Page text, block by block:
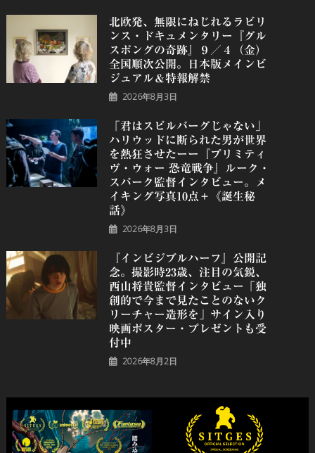
北欧発、無限にねじれるラビリ
ンス・ドキュメンタリー『グル
スポングの奇跡』９／４（金）
全国順次公開。日本版メインビ
ジュアル＆特報解禁
2026年8月3日
「君はスピルバーグじゃない」
ハリウッドに断られた男が世界
を熱狂させたーー『プリミティ
ヴ・ウォー 恐⻯戦争』ルーク・
スパーク監督インタビュー。メ
イキング写真10点＋《誕⽣秘
話》
2026年8月3日
『インビジブルハーフ』公開記
念。撮影時23歳、注目の気鋭、
⻄⼭将貴監督インタビュー「独
創的で今まで見たことのないク
リーチャー造形を」サイン入り
映画ポスター・プレゼントも受
付中
2026年8月2日